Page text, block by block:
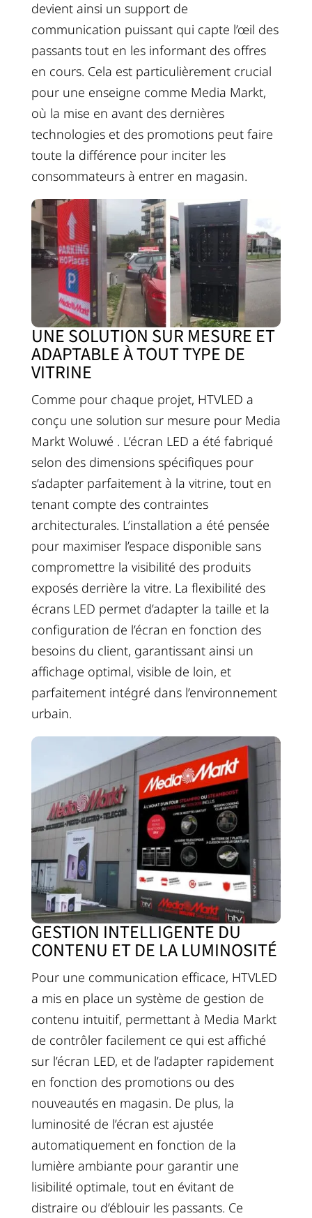
devient ainsi un support de
communication puissant qui capte l’œil des
passants tout en les informant des offres
en cours. Cela est particulièrement crucial
pour une enseigne comme Media Markt,
où la mise en avant des dernières
technologies et des promotions peut faire
toute la différence pour inciter les
consommateurs à entrer en magasin.
UNE SOLUTION SUR MESURE ET
ADAPTABLE À TOUT TYPE DE
VITRINE
Comme pour chaque projet, HTVLED a
conçu une solution sur mesure pour Media
Markt Woluwé . L’écran LED a été fabriqué
selon des dimensions spécifiques pour
s’adapter parfaitement à la vitrine, tout en
tenant compte des contraintes
architecturales. L’installation a été pensée
pour maximiser l’espace disponible sans
compromettre la visibilité des produits
exposés derrière la vitre. La flexibilité des
écrans LED permet d’adapter la taille et la
configuration de l’écran en fonction des
besoins du client, garantissant ainsi un
affichage optimal, visible de loin, et
parfaitement intégré dans l’environnement
urbain.
GESTION INTELLIGENTE DU
CONTENU ET DE LA LUMINOSITÉ
Pour une communication efficace, HTVLED
a mis en place un système de gestion de
contenu intuitif, permettant à Media Markt
de contrôler facilement ce qui est affiché
sur l’écran LED, et de l’adapter rapidement
en fonction des promotions ou des
nouveautés en magasin. De plus, la
luminosité de l’écran est ajustée
automatiquement en fonction de la
lumière ambiante pour garantir une
lisibilité optimale, tout en évitant de
distraire ou d’éblouir les passants. Ce